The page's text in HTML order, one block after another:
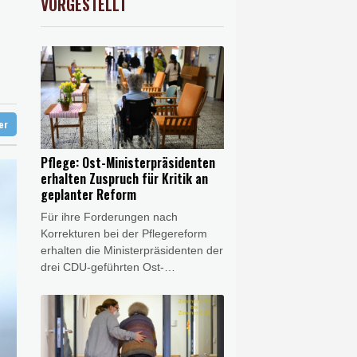
eingeschlagen
dann doch gestorben
Gegenmaßnahmen
0.85%
Pflege: Ost-Ministerpräsidenten
erhalten Zuspruch für Kritik an
geplanter Reform
Für ihre Forderungen nach
Korrekturen bei der Pflegereform
erhalten die Ministerpräsidenten der
drei CDU-geführten Ost-
Koalition und Opposition im Bund.
Politikerinnen und Politiker von
CSU, Grünen und Linken warnten
am Montag insbesondere vor